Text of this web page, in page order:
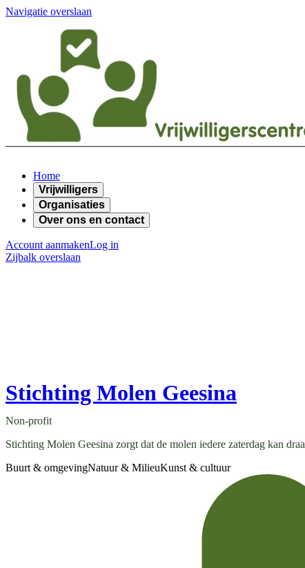
Navigatie overslaan
Home
Vrijwilligers
Organisaties
Over ons en contact
Account aanmakenLog in
Zijbalk overslaan
Stichting Molen Geesina
Non-profit
Stichting Molen Geesina zorgt dat de molen iedere zaterdag kan
Buurt & omgevingNatuur & MilieuKunst & cultuur